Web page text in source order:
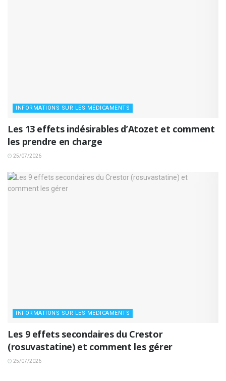
INFORMATIONS SUR LES MÉDICAMENTS
Les 13 effets indésirables d’Atozet et comment
les prendre en charge
25/07/2026
INFORMATIONS SUR LES MÉDICAMENTS
Les 9 effets secondaires du Crestor
(rosuvastatine) et comment les gérer
25/07/2026